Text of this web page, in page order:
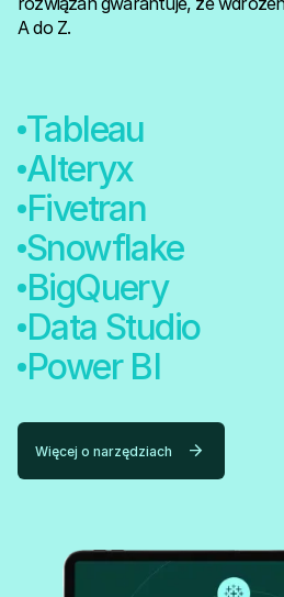
A do Z.
Więcej o narzędziach
Tableau
Alteryx
Fivetran
Snowflake
BigQuery
Data Studio
Power BI